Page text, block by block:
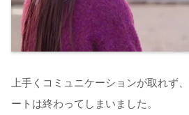
上手くコミュニケーションが取れず、
ートは終わってしまいました。